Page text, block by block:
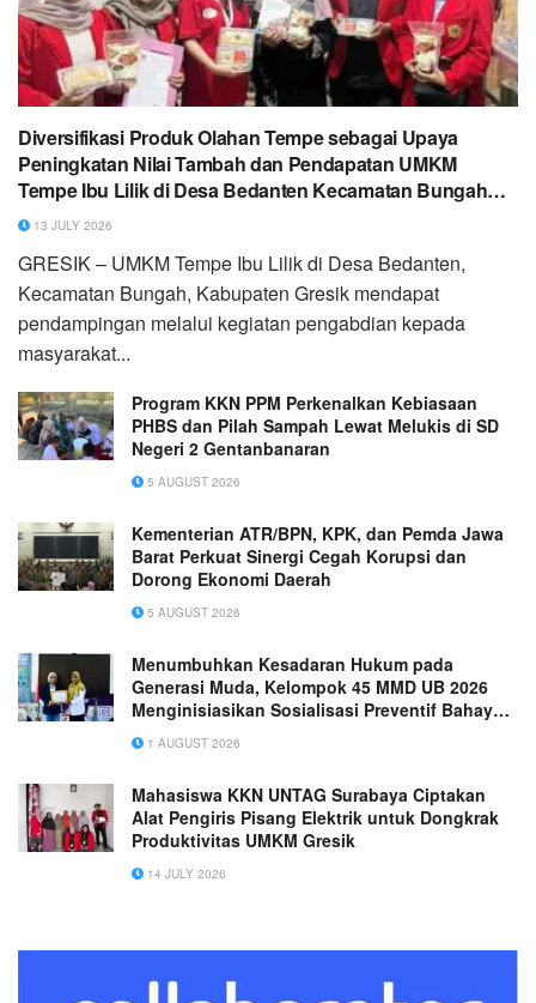
Diversifikasi Produk Olahan Tempe sebagai Upaya
Peningkatan Nilai Tambah dan Pendapatan UMKM
Tempe Ibu Lilik di Desa Bedanten Kecamatan Bungah
Kabupaten Gresik
13 JULY 2026
GRESIK – UMKM Tempe Ibu Lilik di Desa Bedanten,
Kecamatan Bungah, Kabupaten Gresik mendapat
pendampingan melalui kegiatan pengabdian kepada
masyarakat...
Program KKN PPM Perkenalkan Kebiasaan
PHBS dan Pilah Sampah Lewat Melukis di SD
Negeri 2 Gentanbanaran
5 AUGUST 2026
Kementerian ATR/BPN, KPK, dan Pemda Jawa
Barat Perkuat Sinergi Cegah Korupsi dan
Dorong Ekonomi Daerah
5 AUGUST 2026
Menumbuhkan Kesadaran Hukum pada
Generasi Muda, Kelompok 45 MMD UB 2026
Menginisiasikan Sosialisasi Preventif Bahaya
Judi Online di SD Negeri Jeblogan 3 Paron
1 AUGUST 2026
Mahasiswa KKN UNTAG Surabaya Ciptakan
Alat Pengiris Pisang Elektrik untuk Dongkrak
Produktivitas UMKM Gresik
14 JULY 2026